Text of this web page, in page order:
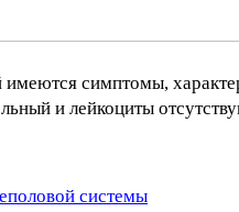
симптомы,
и лейкоциты
системы